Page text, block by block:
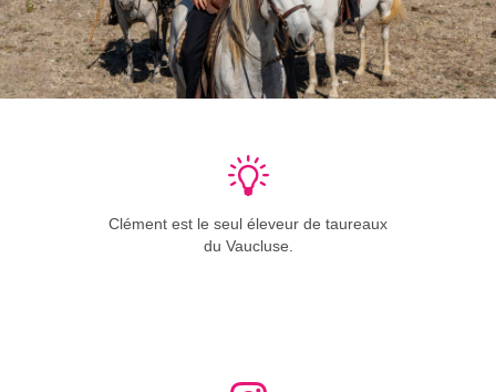
Clément est le seul éleveur de taureaux
du Vaucluse.